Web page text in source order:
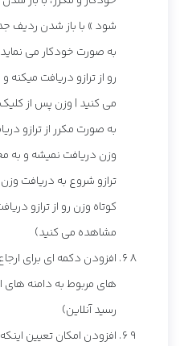
شود » با باز شدن ردیف
به صورت خودکار می نماید
رو از ترازو دریافت میکنه
می کنید | وزن پس از کلیک
به صورت مکرر از ترازو
وزن دریافت نمیشه و
ترازو شروع به دریافت
کوتاه وزن رو از ترازو
مشاهده می کنید)
های مربوط به دامنه
رسید آنلاین)
افزودن امکان تعیین